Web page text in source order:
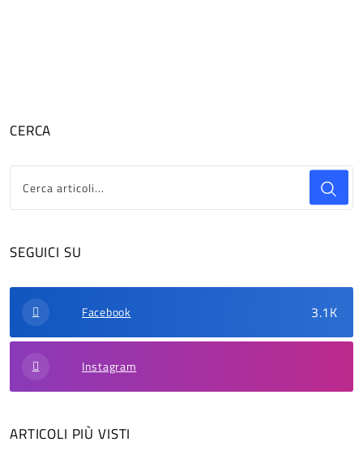
CERCA
SEGUICI SU
3.1K
Facebook
Instagram
ARTICOLI PIÙ VISTI